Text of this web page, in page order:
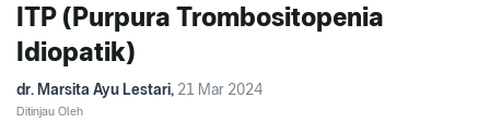
ITP (Purpura Trombositopenia
Idiopatik)
dr. Marsita Ayu Lestari, 21 Mar 2024
Ditinjau Oleh